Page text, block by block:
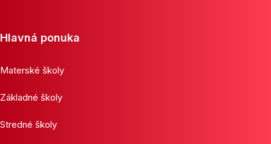
Hlavná ponuka
Materské školy
Základné školy
Stredné školy